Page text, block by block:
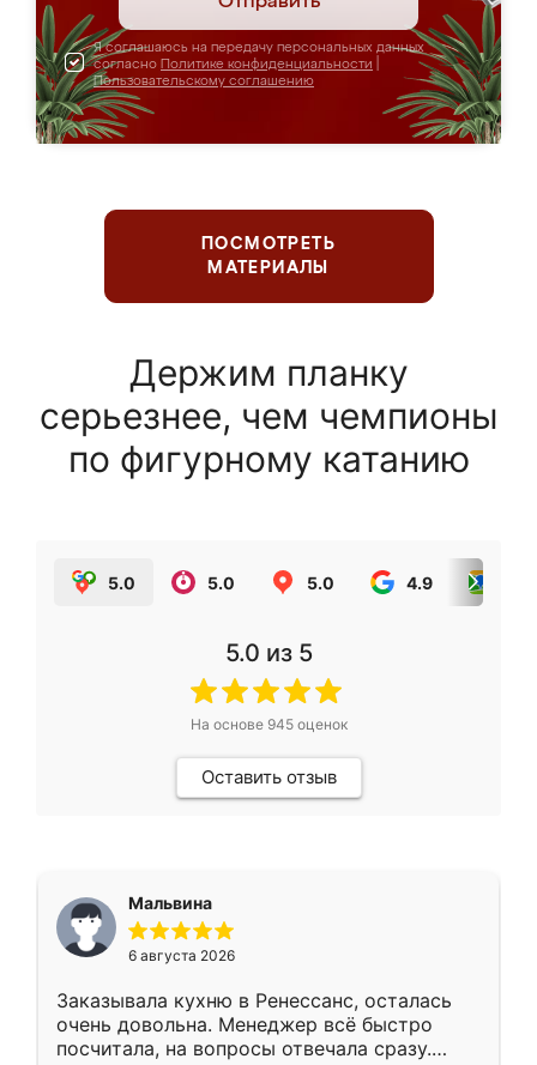
Я соглашаюсь на передачу персональных данных
согласно Политике конфиденциальности
Пользовательскому соглашению
ПОСМОТРЕТЬ
МАТЕРИАЛЫ
Держим планку
серьезнее, чем чемпионы
по фигурному катанию
5.0 5.0 5.0 4.9
5.0 из 5
На основе 945оценок
Оставить отзыв
Мальвина
6 августа 2026
Заказывала кухню в Ренессанс, осталась
очень довольна. Менеджер всё быстро
посчитала, на вопросы отвечала сразу.